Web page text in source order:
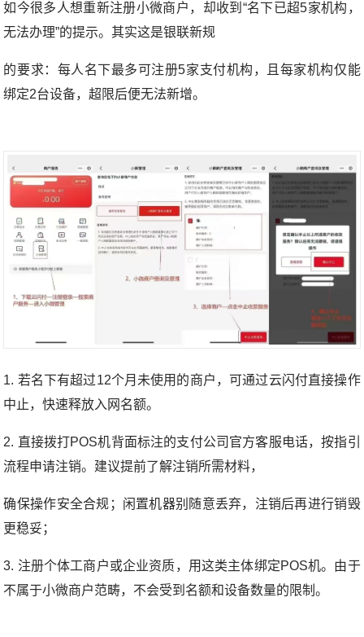
如今很多人想重新注册小微商户，却收到“名下已超5家机构，
无法办理”的提示。其实这是银联新规
的要求：每人名下最多可注册5家支付机构，且每家机构仅能
绑定2台设备，超限后便无法新增。
1. 若名下有超过12个月未使用的商户，可通过云闪付直接操作
中止，快速释放入网名额。
2. 直接拨打POS机背面标注的支付公司官方客服电话，按指引
流程申请注销。建议提前了解注销所需材料，
确保操作安全合规；闲置机器别随意丢弃，注销后再进行销毁
更稳妥；
3. 注册个体工商户或企业资质，用这类主体绑定POS机。由于
不属于小微商户范畴，不会受到名额和设备数量的限制。